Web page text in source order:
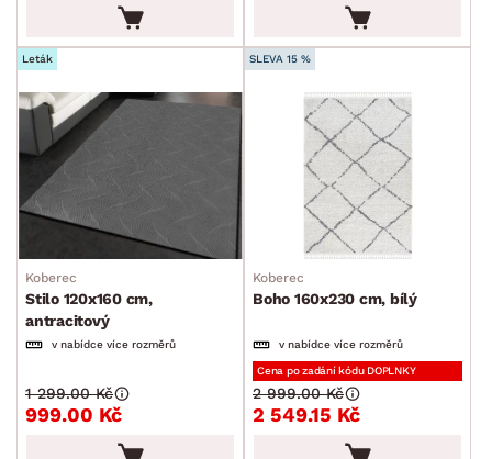
Leták
Koberec
Stilo 120x160 cm,
antracitový
v nabídce více rozměrů
999.00 Kč
1 299.00 Kč
SLEVA 15 %
Koberec
Boho 160x230 cm, bílý
v nabídce více rozměrů
Cena po zadání kódu DOPLNKY
2 549.15 Kč
2 999.00 Kč